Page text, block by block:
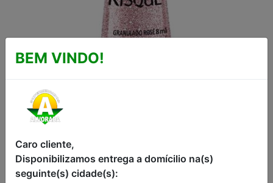
ESMALTE GLITTER
GRANULADO ROSÉ
RISQUÉ 8ML
ESMALTE GLITTER GRANULADO
ROSÉ RISQUÉ DISPLAY 8ML
BEM VINDO!
Caro cliente,
Disponibilizamos entrega a domícilio na(s)
seguinte(s) cidade(s):